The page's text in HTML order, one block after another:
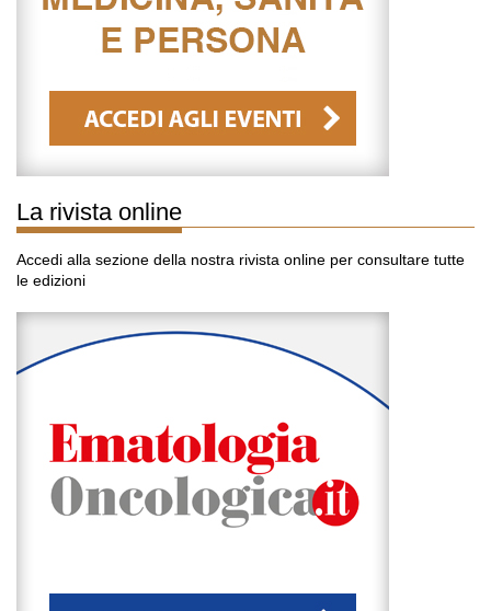
La rivista online
Accedi alla sezione della nostra rivista online per consultare tutte
le edizioni